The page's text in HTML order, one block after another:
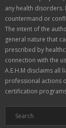
any health disorders.
countermand or
The intent of the
general nature that
prescribed by
connection with the
A.E.H.M disclaims all
professional actions
certification